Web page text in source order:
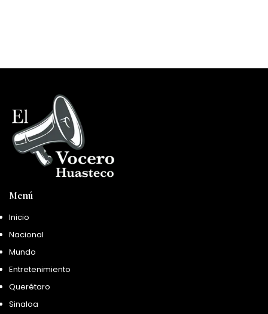
Menú
Inicio
Nacional
Mundo
Entretenimiento
Querétaro
Sinaloa